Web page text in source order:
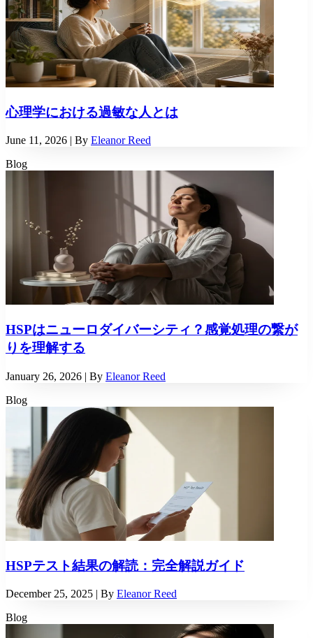
心理学における過敏な人とは
June 11, 2026 | By Eleanor Reed
Blog
HSPはニューロダイバーシティ？感覚処理の繋が
りを理解する
January 26, 2026 | By Eleanor Reed
Blog
HSPテスト結果の解読：完全解説ガイド
December 25, 2025 | By Eleanor Reed
Blog